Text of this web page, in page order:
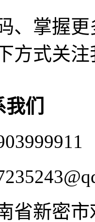
、掌握
方式关注
们
省新密